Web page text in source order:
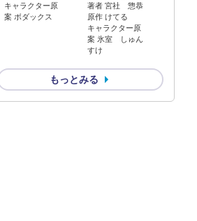
キャラクター原
案 ボダックス
著者 宮社 惣恭
原作 けてる
キャラクター原
案 氷室 しゅん
すけ
もっとみる